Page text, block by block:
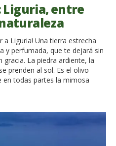
Liguria, entre
a Liguria! Una tierra estrecha
y perfumada, que te dejará sin
gracia. La piedra ardiente, la
prenden al sol. Es el olivo
en todas partes la mimosa